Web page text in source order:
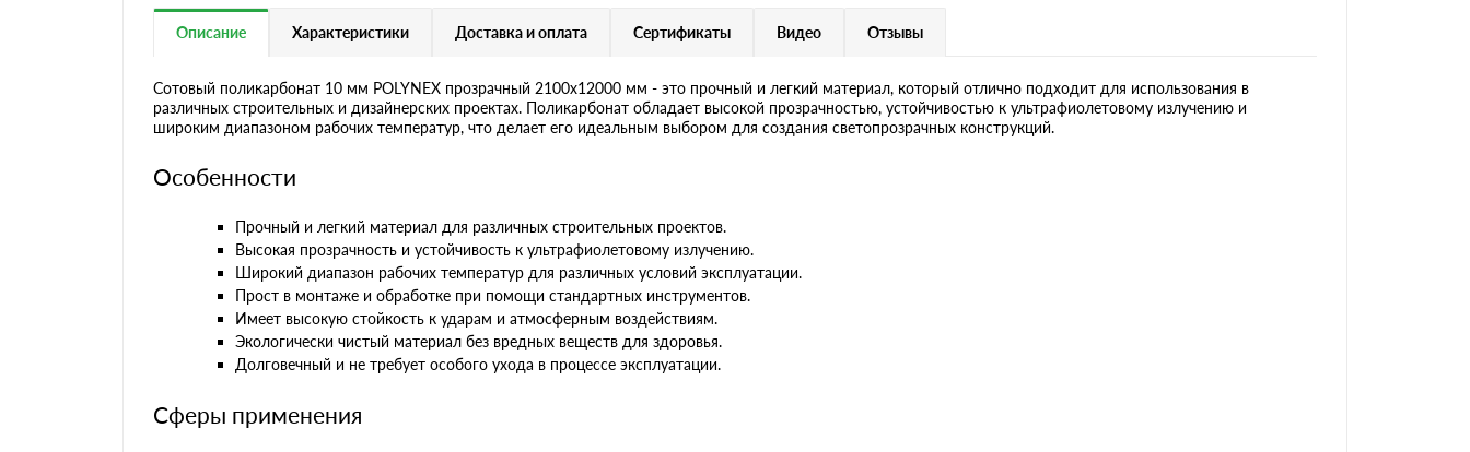
Описание Характеристики Доставка и оплата Сертификаты Видео Отзывы
Сотовый поликарбонат 10 мм POLYNEX прозрачный 2100х12000 мм - это прочный и легкий материал, который отлично подходит для использования в
различных строительных и дизайнерских проектах. Поликарбонат обладает высокой прозрачностью, устойчивостью к ультрафиолетовому излучению и
широким диапазоном рабочих температур, что делает его идеальным выбором для создания светопрозрачных конструкций.
Особенности
Прочный и легкий материал для различных строительных проектов.
Высокая прозрачность и устойчивость к ультрафиолетовому излучению.
Широкий диапазон рабочих температур для различных условий эксплуатации.
Прост в монтаже и обработке при помощи стандартных инструментов.
Имеет высокую стойкость к ударам и атмосферным воздействиям.
Экологически чистый материал без вредных веществ для здоровья.
Долговечный и не требует особого ухода в процессе эксплуатации.
Сферы применения